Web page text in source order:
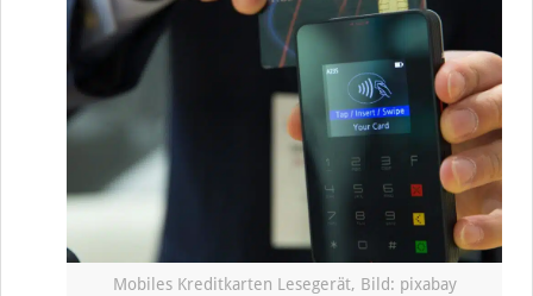
Mobiles Kreditkarten Lesegerät, Bild: pixabay